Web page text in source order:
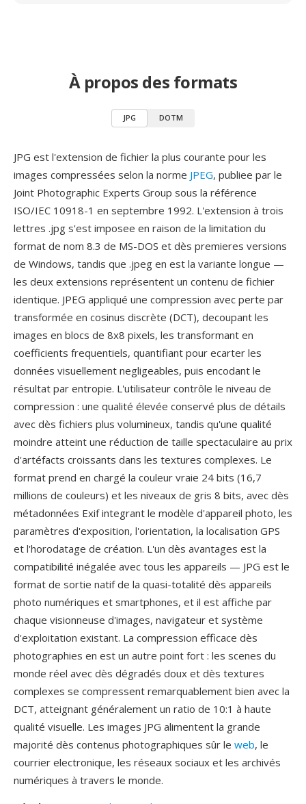
À propos des formats
JPG DOTM
JPG est l'extension de fichier la plus courante pour les
images compressées selon la norme JPEG, publiee par le
Joint Photographic Experts Group sous la référence
ISO/IEC 10918-1 en septembre 1992. L'extension à trois
lettres .jpg s'est imposee en raison de la limitation du
format de nom 8.3 de MS-DOS et dès premieres versions
de Windows, tandis que .jpeg en est la variante longue —
les deux extensions représentent un contenu de fichier
identique. JPEG appliqué une compression avec perte par
transformée en cosinus discrète (DCT), decoupant les
images en blocs de 8x8 pixels, les transformant en
coefficients frequentiels, quantifiant pour ecarter les
données visuellement negligeables, puis encodant le
résultat par entropie. L'utilisateur contrôle le niveau de
compression : une qualité élevée conservé plus de détails
avec dès fichiers plus volumineux, tandis qu'une qualité
moindre atteint une réduction de taille spectaculaire au prix
d'artéfacts croissants dans les textures complexes. Le
format prend en chargé la couleur vraie 24 bits (16,7
millions de couleurs) et les niveaux de gris 8 bits, avec dès
métadonnées Exif integrant le modèle d'appareil photo, les
paramètres d'exposition, l'orientation, la localisation GPS
et l'horodatage de création. L'un dès avantages est la
compatibilité inégalée avec tous les appareils — JPG est le
format de sortie natif de la quasi-totalité dès appareils
photo numériques et smartphones, et il est affiche par
chaque visionneuse d'images, navigateur et système
d'exploitation existant. La compression efficace dès
photographies en est un autre point fort : les scenes du
monde réel avec dès dégradés doux et dès textures
complexes se compressent remarquablement bien avec la
DCT, atteignant généralement un ratio de 10:1 à haute
qualité visuelle. Les images JPG alimentent la grande
majorité dès contenus photographiques sûr le web, le
courrier electronique, les réseaux sociaux et les archivés
numériques à travers le monde.